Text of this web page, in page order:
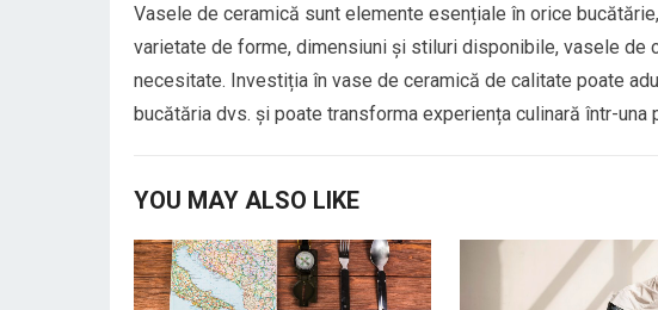
Vasele de ceramică sunt elemente esențiale în orice
varietate de forme, dimensiuni și stiluri disponibile, vasele de
necesitate. Investiția în vase de ceramică de calitate poate
bucătăria dvs. și poate transforma experiența culinară într-
YOU MAY ALSO LIKE